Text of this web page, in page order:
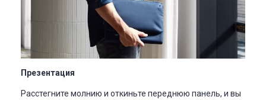
Презентация
Расстегните молнию и откиньте переднюю панель, и вы